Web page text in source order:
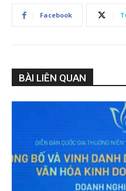
Facebook
BÀI LIÊN QUAN